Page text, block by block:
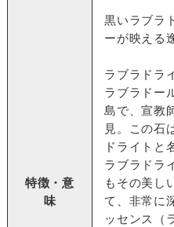
特徴・意
味
黒いラブラ
ーが映える
ラブラドラ
ラブラドー
島で、宣教
見。この石
ドライトと
ラブラドラ
もその美し
て、非常に
ッセンス（